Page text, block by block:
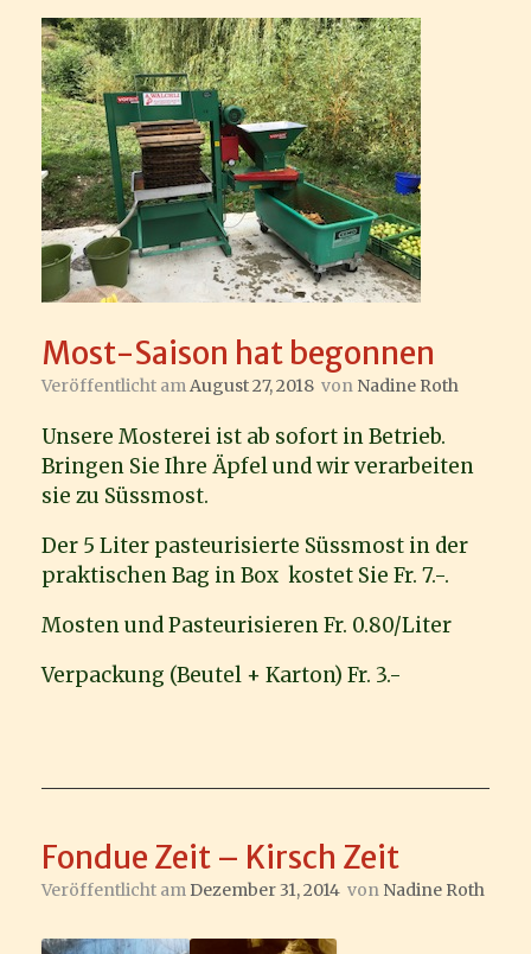
Most-Saison hat begonnen
Veröffentlicht amAugust 27, 2018 von Nadine Roth
Unsere Mosterei ist ab sofort in Betrieb.
Bringen Sie Ihre Äpfel und wir verarbeiten
sie zu Süssmost.
Der 5 Liter pasteurisierte Süssmost in der
praktischen Bag in Box kostet Sie Fr. 7.-.
Mosten und Pasteurisieren Fr. 0.80/Liter
Verpackung (Beutel + Karton) Fr. 3.-
Fondue Zeit – Kirsch Zeit
Veröffentlicht am Dezember 31, 2014 von Nadine Roth